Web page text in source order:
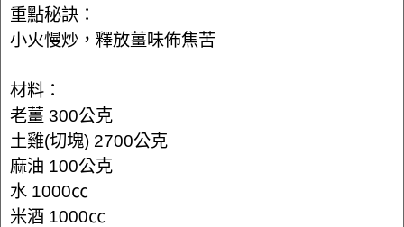
重點秘訣：
小火慢炒，釋放薑味佈焦苦
材料：
老薑 300公克
土雞(切塊) 2700公克
麻油 100公克
水 1000㏄
米酒 1000㏄